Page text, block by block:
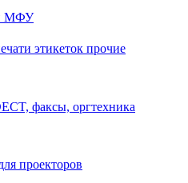
МФУ
этикеток прочие
факсы, оргтехника
проекторов